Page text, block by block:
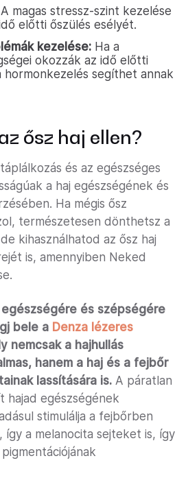
A magas stressz-szint kezelése
előtti őszülés esélyét.
kezelése: Ha a
okozzák az idő előtti
hormonkezelés segíthet annak
ősz haj ellen?
és az egészséges
a haj egészségének és
Ha mégis ősz
természetesen dönthetsz a
kihasználhatod az ősz haj
is, amennyiben Neked
egészségére és szépségére
bele a Denza lézeres
nemcsak a hajhullás
hanem a haj és a fejbőr
lassítására is. A páratlan
hajad egészségének
stimulálja a fejbőrben
a melanocita sejteket is, így